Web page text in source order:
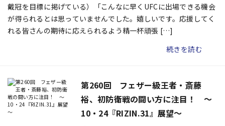
戴冠を目標に掲げている）「こんなに早くUFCに出場できる機会
が得られるとは思っていませんでした。嬉しいです。応援してく
れる皆さんの期待に応えられるよう精一杯頑張 […]
続きを読む
第260回 フェザー級王者・斎藤
裕、初防衛戦の闘い方に注目！ ～
10・24『RIZIN.31』展望～